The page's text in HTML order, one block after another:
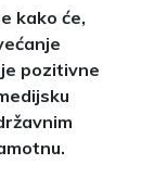
kako će,
pozitivne